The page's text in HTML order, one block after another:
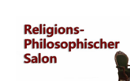
Zum
Inhalt
springen